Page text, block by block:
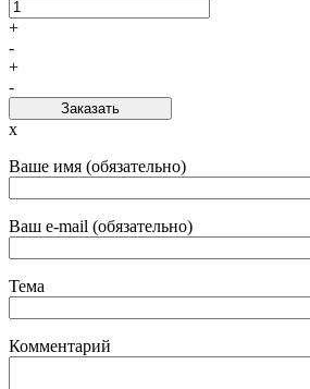
+
-
+
-
Заказать
x
Ваше имя (обязательно)
Ваш e-mail (обязательно)
Тема
Комментарий